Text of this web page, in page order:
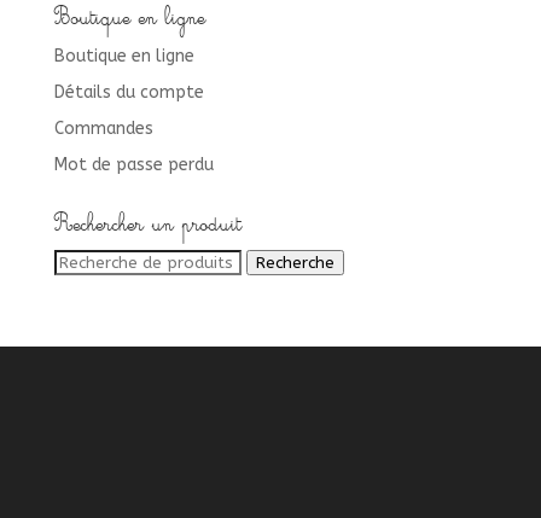
Boutique en ligne
Boutique en ligne
Détails du compte
Commandes
Mot de passe perdu
Rechercher un produit
Recherche
Recherche